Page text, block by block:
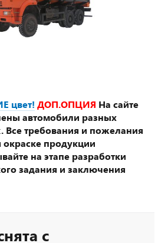
цвет! ДОП.ОПЦИЯ На сайте
автомобили разных
Все требования и пожелания
окраске продукции
на этапе разработки
задания и заключения
с